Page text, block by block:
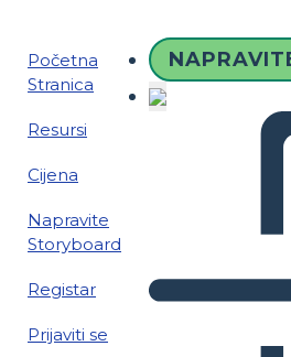
Početna
Stranica
Resursi
Cijena
Napravite
Storyboard
Registar
Prijaviti se